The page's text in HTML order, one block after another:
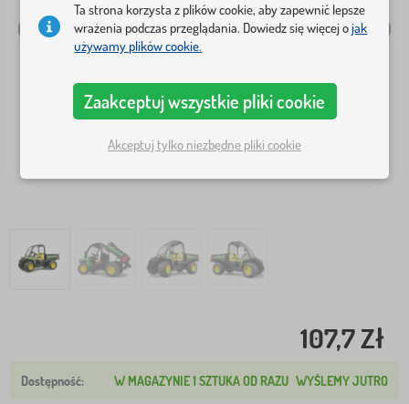
107,7 Zł
W MAGAZYNIE 1 SZTUKA OD RAZU WYŚLEMY JUTRO
Ta strona korzysta z plików cookie, aby zapewnić lepsze
wrażenia podczas przeglądania. Dowiedz się więcej ojak
używamy plików cookie.
Zaakceptuj wszystkie pliki cookie
Akceptuj tylko niezbędne pliki cookie